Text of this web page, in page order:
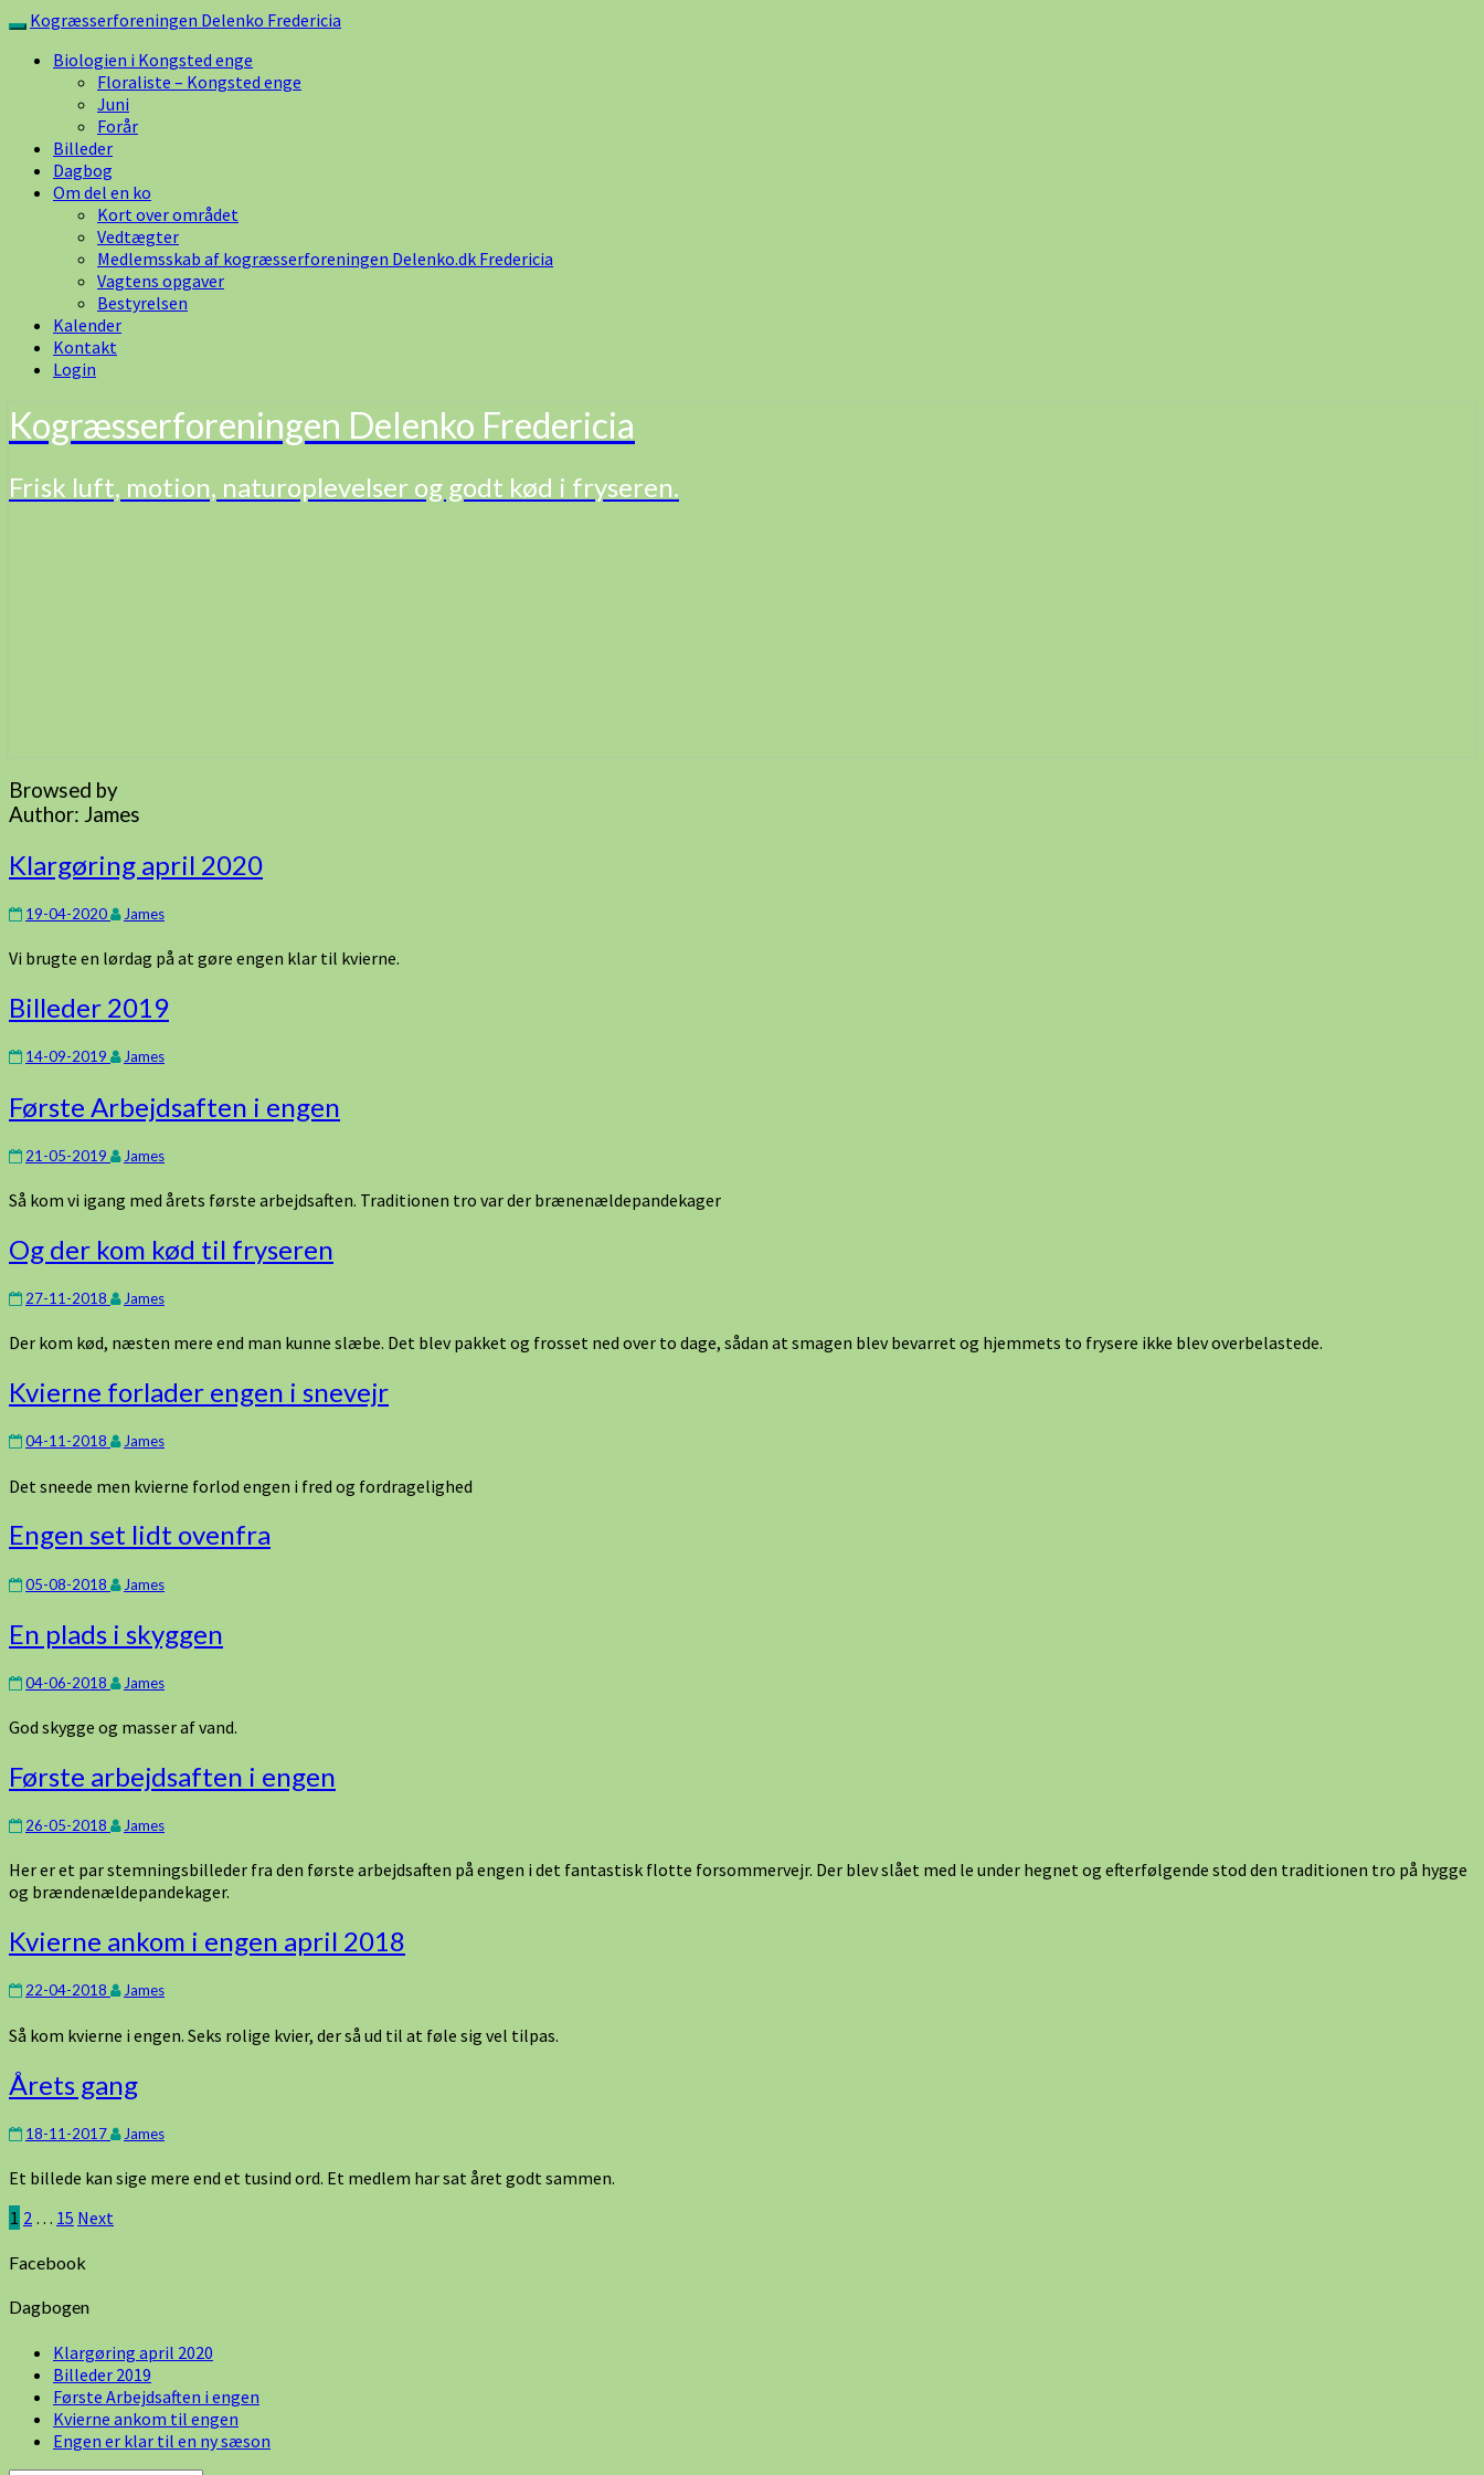
Skip
content
Toggle
navigation
Kogræsserforeningen Delenko Fredericia
Biologien i Kongsted enge
Floraliste – Kongsted enge
Juni
Forår
Billeder
Dagbog
Om del en ko
Kort over området
Vedtægter
Medlemsskab af kogræsserforeningen Delenko.dk Fredericia
Vagtens opgaver
Bestyrelsen
Kalender
Kontakt
Login
Kogræsserforeningen Delenko Fredericia
Frisk luft, motion, naturoplevelser og godt kød i fryseren.
Browsed by
Author: James
Klargøring
april
2020
Klargøring april 2020
19-04-2020 James
Vi brugte en lørdag på at gøre engen klar til kvierne.
Billeder
2019
Billeder 2019
14-09-2019 James
Første
Arbejdsaften
i
engen
Første Arbejdsaften i engen
21-05-2019 James
Så kom vi igang med årets første arbejdsaften. Traditionen tro var der brænenældepandekager
Og
der
kom
kød
fryseren
Og der kom kød til fryseren
27-11-2018 James
Der kom kød, næsten mere end man kunne slæbe. Det blev pakket og frosset ned over to dage, sådan at smagen blev bevarret og hjemmets to frysere ikke blev overbelastede.
Kvierne
forlader
engen
i
Kvierne forlader engen i snevejr
04-11-2018 James
Det sneede men kvierne forlod engen i fred og fordragelighed
Engen
set
lidt
ovenfra
Engen set lidt ovenfra
05-08-2018 James
En
plads
i
skyggen
En plads i skyggen
04-06-2018 James
God skygge og masser af vand.
Første
arbejdsaften
i
engen
Første arbejdsaften i engen
26-05-2018 James
Her er et par stemningsbilleder fra den første arbejdsaften på engen i det fantastisk flotte forsommervejr. Der blev slået med le under hegnet og efterfølgende stod den traditionen tro på hygge
og brændenældepandekager.
Kvierne
ankom
i
engen
april
2018
Kvierne ankom i engen april 2018
22-04-2018 James
Så kom kvierne i engen. Seks rolige kvier, der så ud til at føle sig vel tilpas.
Årets
gang
Årets gang
18-11-2017 James
Et billede kan sige mere end et tusind ord. Et medlem har sat året godt sammen.
Indlægsinddeling
1 2 … 15 Next
Facebook
Dagbogen
Klargøring april 2020
Billeder 2019
Første Arbejdsaften i engen
Kvierne ankom til engen
Engen er klar til en ny sæson